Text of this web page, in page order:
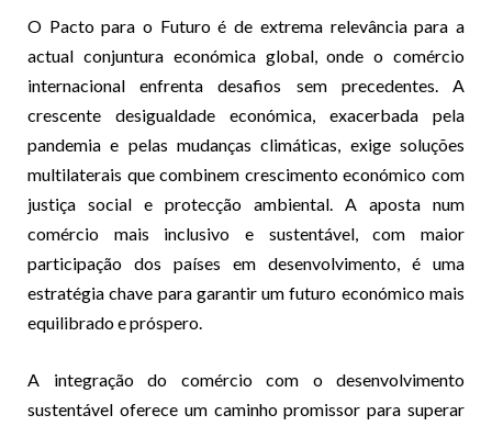
O Pacto para o Futuro é de extrema relevância para a
actual conjuntura económica global, onde o comércio
internacional enfrenta desafios sem precedentes. A
crescente desigualdade económica, exacerbada pela
pandemia e pelas mudanças climáticas, exige soluções
multilaterais que combinem crescimento económico com
justiça social e protecção ambiental. A aposta num
comércio mais inclusivo e sustentável, com maior
participação dos países em desenvolvimento, é uma
estratégia chave para garantir um futuro económico mais
equilibrado e próspero.
A integração do comércio com o desenvolvimento
sustentável oferece um caminho promissor para superar